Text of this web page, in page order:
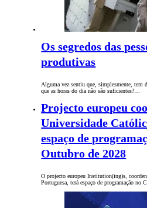
Os segredos das
produtivas
Alguma vez sentiu que, simplesmente, tem
que as horas do dia não são suficientes?…
Projecto europeu
Universidade
espaço de
Outubro de 2028
O projecto europeu Institution(ing)s,
Portuguesa, terá espaço de programação